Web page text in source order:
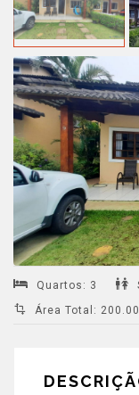
Quartos : 3
Área Total :